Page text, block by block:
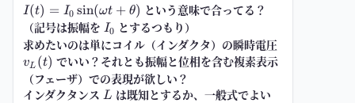
t+\theta)
I(t) = I0 sin(ωt + θ) という意味で合ってる？
（記号は振幅を I_0
I0 とするつもり）
求めたいのは単にコイル（インダクタ）の瞬時電圧
vL (t) でいい？それとも振幅と位相を含む複素表示
（フェーザ）での表現が欲しい？
インダクタンス L
L は既知とするか、一般式でよい